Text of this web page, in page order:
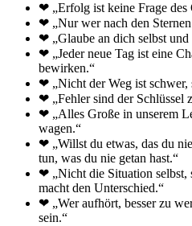
❤ „Erfolg ist keine Frage des
❤ „Nur wer nach den
❤ „Glaube an dich selbst
❤ „Jeder neue Tag ist eine
bewirken.“
❤ „Nicht der Weg ist schwer,
❤ „Fehler sind der Schlüssel
❤ „Alles Große in unserem
wagen.“
❤ „Willst du etwas, das du
tun, was du nie getan hast.“
❤ „Nicht die Situation selbst,
macht den Unterschied.“
❤ „Wer aufhört, besser zu
sein.“